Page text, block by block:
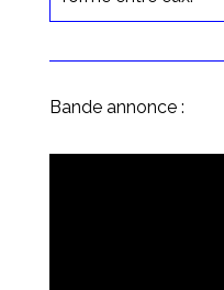
Bande annonce :